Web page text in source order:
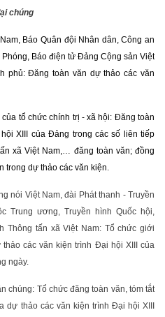
chúng
Báo Quân đội Nhân dân, Công an
Báo điện tử Đảng Cộng sản Việt
phủ: Đăng toàn văn dự thảo các văn
tổ chức chính trị - xã hội: Đăng toàn
XIII của Đảng trong các số liên tiếp
xã Việt Nam,… đăng toàn văn; đồng
trong dự thảo các văn kiện.
nói Việt Nam, đài Phát thanh - Truyền
Trung ương, Truyền hình Quốc hội,
Thông tấn xã Việt Nam: Tổ chức giới
các văn kiện trình Đại hội XIII của
ngày.
chúng: Tổ chức đăng toàn văn, tóm tắt
dự thảo các văn kiện trình Đại hội XIII